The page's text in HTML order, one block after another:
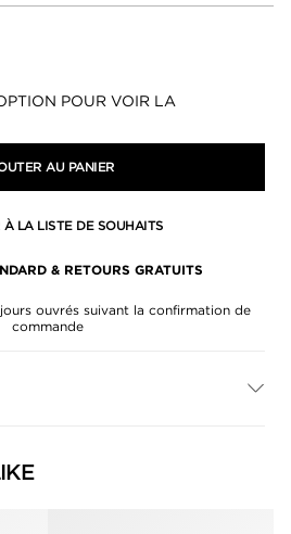
POUR VOIR LA
AU PANIER
À LA LISTE DE SOUHAITS
& RETOURS GRATUITS
ouvrés suivant la confirmation de
commande